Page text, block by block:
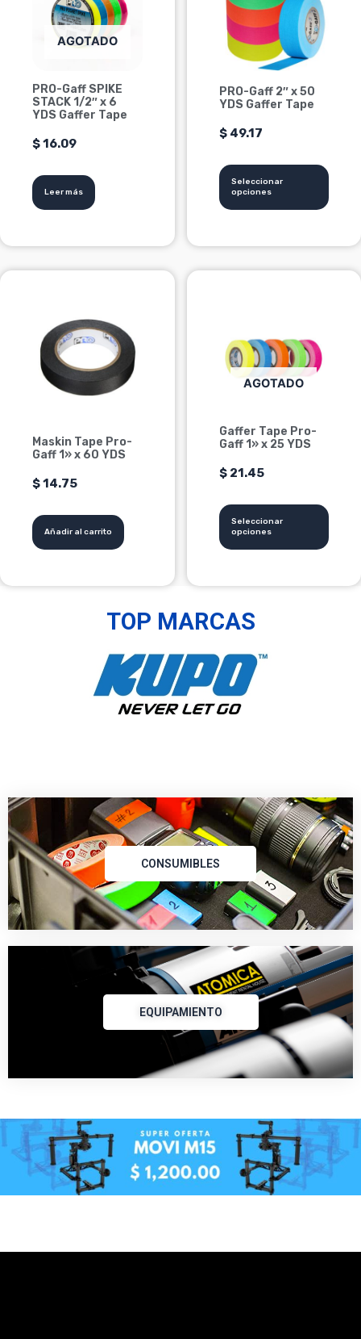
AGOTADO
PRO-Gaff SPIKE
STACK 1/2″ x 6
YDS Gaffer Tape
$16.09
Leer más
PRO-Gaff 2″ x 50
YDS Gaffer Tape
$49.17
Seleccionar
opciones
variantes.
Las
opciones
pueden
elegir
en
página
de
producto
Maskin Tape Pro-
Gaff 1» x 60 YDS
$14.75
Añadir al carrito
AGOTADO
Gaffer Tape Pro-
Gaff 1» x 25 YDS
$21.45
Seleccionar
opciones
múltiples
variantes.
Las
pueden
en
página
de
producto
TOP MARCAS
CONSUMIBLES
EQUIPAMIENTO